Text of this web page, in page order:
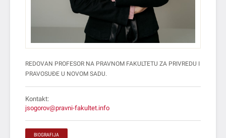
REDOVAN PROFESOR NA PRAVNOM FAKULTETU ZA PRIVREDU I
PRAVOSUĐE U NOVOM SADU.
Kontakt:
jsogorov@pravni-fakultet.info
BIOGRAFIJA